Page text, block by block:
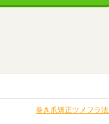
巻き爪矯正ツメフラ法